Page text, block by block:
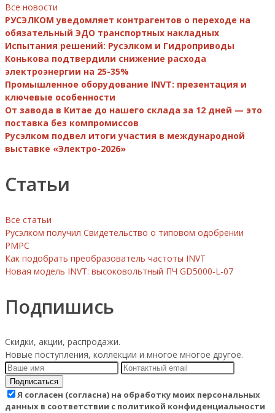
Все новости
РУСЭЛКОМ уведомляет контрагентов о переходе на
обязательный ЭДО транспортных накладных
Испытания решений: Русэлком и Гидроприводы
Конькова подтвердили снижение расхода
электроэнергии на 25-35%
Промышленное оборудование INVT: презентация и
ключевые особенности
От завода в Китае до нашего склада за 12 дней — это
поставка без компромиссов
Русэлком подвел итоги участия в международной
выставке «Электро-2026»
Статьи
Все статьи
Русэлком получил Свидетельство о типовом одобрении
РМРС
Как подобрать преобразователь частоты INVT
Новая модель INVT: высоковольтный ПЧ GD5000-L-07
Подпишись
Скидки, акции, распродажи.
Новые поступления, коллекции и многое многое другое.
Подписаться
Я согласен (согласна) на обработку моих персональных
данных в соответствии с политикой конфиденциальности